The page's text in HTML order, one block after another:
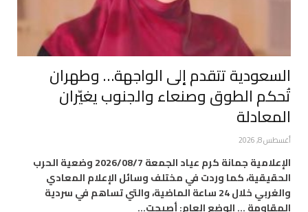
السعودية تتقدم إلى الواجهة… وطهران
تُحكم الطوق وصنعاء والجنوب يغيّران
المعادلة
أغسطس 8, 2026
الإعلامية جمانة كرم عياد الجمعة 2026/08/7 وضعية الحرب
الحقيقية، كما وردت في مختلف وسائل الإعلام المعادي
والغربي خلال 24 ساعة الماضية، والتي تساهم في سردية
المقاومة … الوضع العام: أصبحت…